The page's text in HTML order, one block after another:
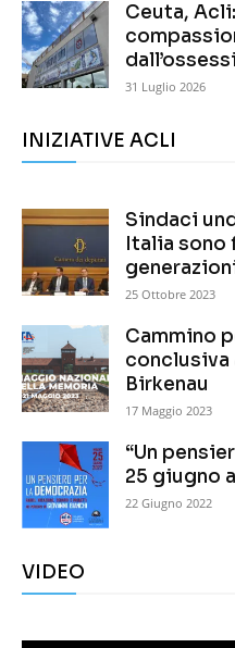
Ceuta,
31 Luglio 2026
INIZIATIVE ACLI
Sindaci
Italia sono
25 Ottobre 2023
Cammino
conclusiva
Birkenau
17 Maggio 2023
“Un
25 giugno
22 Giugno 2022
VIDEO